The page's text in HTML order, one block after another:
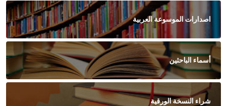
اصدارات الموسوعة العربية
أسماء الباحثين
شراء النسخة الورقية